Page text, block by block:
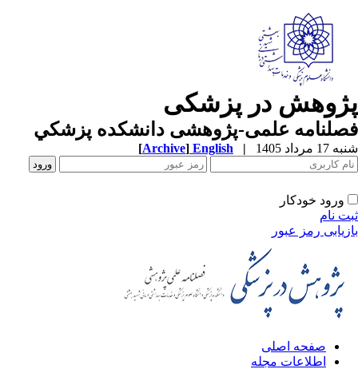
در پزشکی
علمی-پژوهشی دانشکده پزشکي
مرداد 1405 |
English
[Archive]
ورود خودکار
نام
رمز عبور
صفحه اصلی
اطلاعات مجله